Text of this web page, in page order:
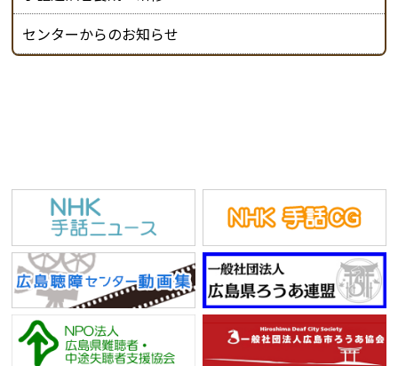
センターからのお知らせ